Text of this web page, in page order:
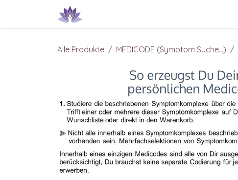
Zum Inhalt springen
Alle Produkte MEDICODE (Symptom Suche...)